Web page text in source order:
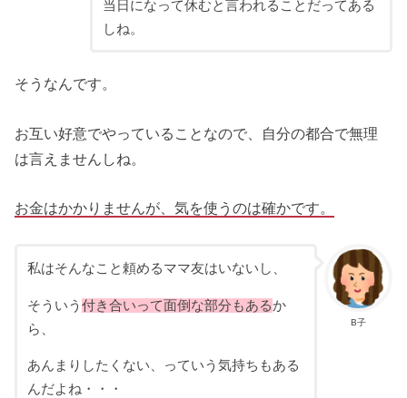
当日になって休むと言われることだってある
しね。
そうなんです。
お互い好意でやっていることなので、自分の都合で無理
は言えませんしね。
お金はかかりませんが、気を使うのは確かです。
B子
私はそんなこと頼めるママ友はいないし、
そういう 付き合いって面倒な部分もあるか
ら、
あんまりしたくない、っていう気持ちもある
んだよね・・・